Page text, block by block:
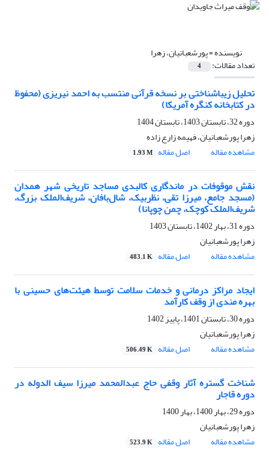
نویسنده =پورشعبانیان، زهرا
تعداد مقالات: 4
تحلیل زیباشناختی بر نسخه قرآنی منتسب به احمد نیریزی (محفوظ
در کتابخانه کنگره آمریکا)
دوره 32، تابستان 1403، تابستان 1404
زهرا پورشعبانیان، فهیمه زارع زاده
مشاهده مقاله
اصل مقاله 1.93 M
نقش موقوفات در ماندگاری کالبدی مساجد تاریخی شهر همدان
(مسجد جامع، میرزا تقی، نظربیک، شال‌بافان، شریف‌الملک بزرگ،
شریف‌الملک کوچک، چمن چوپانا)
دوره 31، بهار 1402، تابستان 1403
زهرا پورشعبانیان
مشاهده مقاله
اصل مقاله 483.1 K
ایجاد مراکز درمانی و خدمات سلامت توسط هیئت‌های حسینی با
بهره مندی از وقف کارآمد
دوره 30، تابستان 1401، پاییز 1402
زهرا پورشعبانیان
مشاهده مقاله
اصل مقاله 506.49 K
شناخت گستره آثار وقفی حاج عبدالمحمد میرزا سیف الدوله در
دوره قاجار
دوره 29، بهار 1400، بهار 1400
زهرا پورشعبانیان
مشاهده مقاله
اصل مقاله 523.9 K